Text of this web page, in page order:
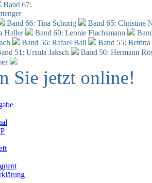
Band 67:
Band 66: Tina Schurig
Band 65: Christine
Haller
Band 60: Leonie Flachsmann
Band 56: Rafael Ball
Band 55:
51: Ursula Jaksch Band 50: Hermann
Sie jetzt online!